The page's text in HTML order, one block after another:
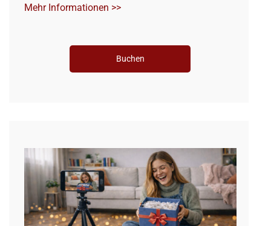
Mehr Informationen >>
Buchen